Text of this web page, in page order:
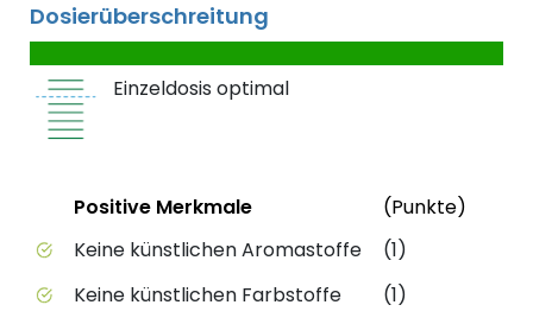
Dosierüberschreitung
Einzeldosis optimal
Positive Merkmale des Produkts mit
StatusPositive Merkmale (Punkte)
Keine künstlichen Aromastoffe
(1)
Keine künstlichen Farbstoffe
(1)